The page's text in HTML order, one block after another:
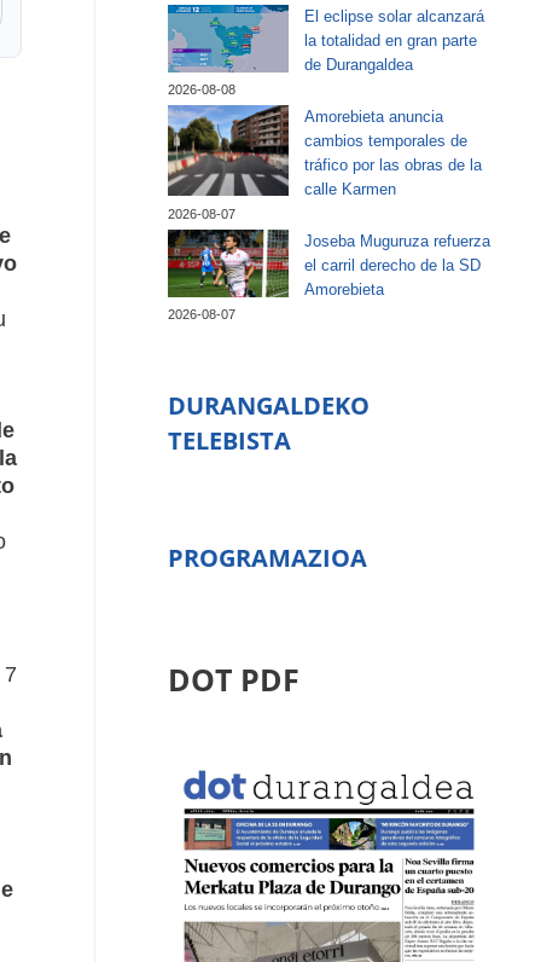
El eclipse solar alcanzará
la totalidad en gran parte
de Durangaldea
2026-08-08
Amorebieta anuncia
cambios temporales de
tráfico por las obras de la
calle Karmen
2026-08-07
Joseba Muguruza refuerza
el carril derecho de la SD
Amorebieta
2026-08-07
DURANGALDEKO
TELEBISTA
PROGRAMAZIOA
DOT PDF